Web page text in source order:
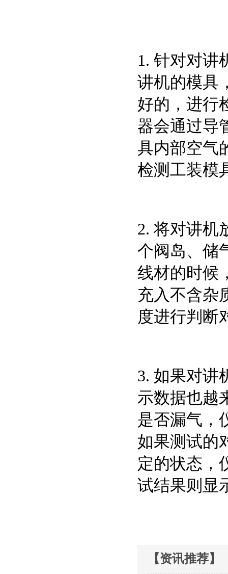
1. 针对对讲
讲机的模具
好的，进行
器会通过导
具内部空气
检测工装模
2. 将对讲机
个阀岛、储
线材的时候
充入不含杂
度进行判断
3. 如果对讲
示数据也越
是否漏气，
如果测试的
定的状态，
试结果则显
【资讯推荐】